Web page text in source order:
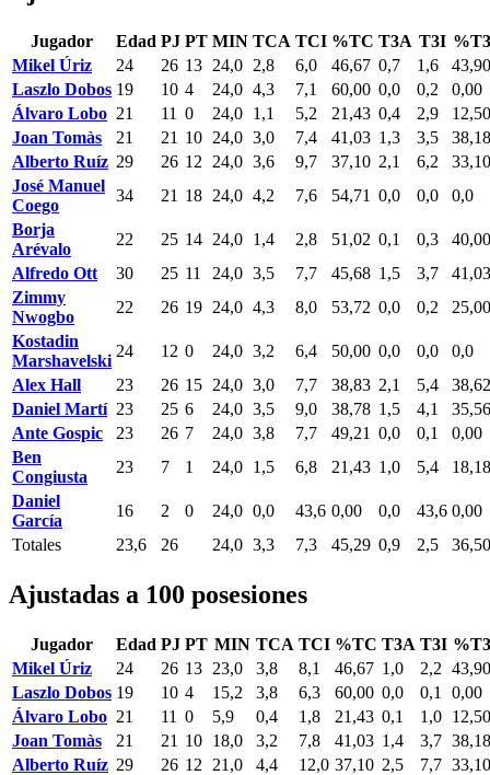
Jugador Edad PJ PT MIN TCA TCI %TC T3A T3I %T3
Mikel Úriz
24 26 13 24,0 2,8 6,0 46,67 0,7 1,6
43,90
Laszlo Dobos 19 10 4 24,0 4,3 7,1 60,00 0,0 0,2
0,00
Álvaro Lobo 21 11 0 24,0 1,1 5,2 21,43 0,4 2,9
12,50
Joan Tomàs
21 21 10 24,0 3,0 7,4 41,03 1,3 3,5
38,18
Alberto Ruíz 29 26 12 24,0 3,6 9,7 37,10 2,1 6,2
33,10
José Manuel
Coego
34 21 18 24,0 4,2 7,6 54,71 0,0 0,0
0,0
Borja
Arévalo
22 25 14 24,0 1,4 2,8 51,02 0,1 0,3
40,00
Alfredo Ott
30 25 11 24,0 3,5 7,7 45,68 1,5 3,7
41,03
Zimmy
Nwogbo
22 26 19 24,0 4,3 8,0 53,72 0,0 0,2
25,00
Kostadin
Marshavelski
24 12 0 24,0 3,2 6,4 50,00 0,0 0,0
0,0
Alex Hall
23 26 15 24,0 3,0 7,7 38,83 2,1 5,4
38,62
Daniel Martí 23 25 6 24,0 3,5 9,0 38,78 1,5 4,1
35,56
Ante Gospic
23 26 7 24,0 3,8 7,7 49,21 0,0 0,1
0,00
Ben
Congiusta
23 7 1 24,0 1,5 6,8 21,43 1,0 5,4
18,18
Daniel
García
16 2 0 24,0 0,0 43,6 0,00 0,0 43,6 0,00
Totales
23,6 26 24,0 3,3 7,3 45,29 0,9 2,5 36,50
Ajustadas a 100 posesiones
Jugador Edad PJ PT MIN TCA TCI %TC T3A T3I %T3
Mikel Úriz
24 26 13 23,0 3,8 8,1 46,67 1,0 2,2 43,90
Laszlo Dobos 19 10 4 15,2 3,8 6,3 60,00 0,0 0,1
0,00
Álvaro Lobo 21 11 0 5,9 0,4 1,8 21,43 0,1 1,0 12,50
Joan Tomàs
21 21 10 18,0 3,2 7,8 41,03 1,4 3,7 38,18
Alberto Ruíz 29 26 12 21,0 4,4 12,0 37,10 2,5 7,7 33,10